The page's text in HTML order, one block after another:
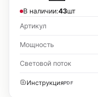
В наличии:43шт
Артикул
Мощность
Световой поток
ИнструкцияPDF